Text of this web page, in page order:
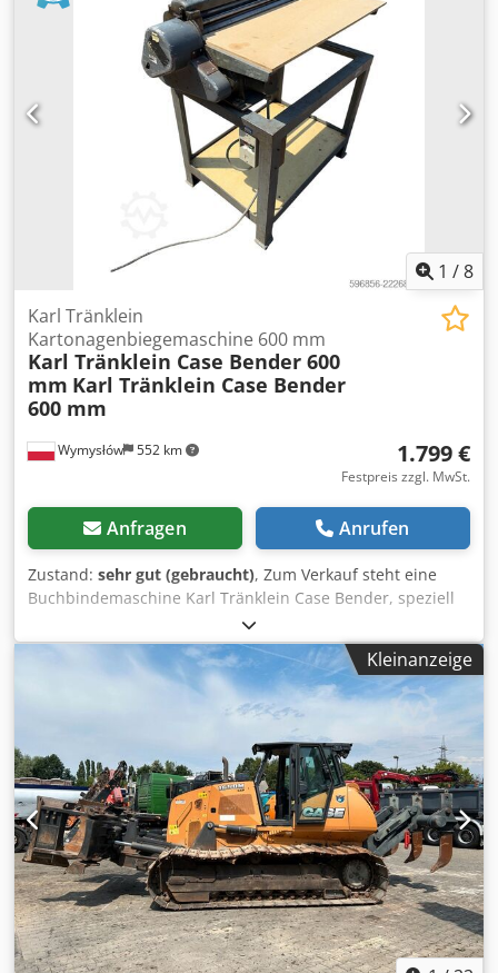
Getriebe: Voll-Powershift 19+6 Dieseltank: 1 Tankinhalt:
400 L Radio: ? Luftsitz: ? Cedpfx Ahoynq Dbsfjha Bremsen:
Ölbad-Scheibenbremsen Reifengröße: 600/65R25 +
650/75R38 - 520/70R34 Profil übrig: 60 % 90 % - 40 %
Werkzeugkasten: ? Hydraulikanlage: ? Tankhersteller:
Samson Tankvolumen: 8000 L Hochdruckpumpe: 2 x HPP
Hochdruckleistung: 122 l/min - 130 bar Vakuumpumpe:
Samson Fernbedienung: ?
1 /8
Wymysłów 552 km
Karl Tränklein
Kartonagenbiegemaschine 600 mm
Karl Tränklein Case Bender 600
mm Karl Tränklein Case Bender
600 mm
1.799 €
Festpreis zzgl. MwSt.
Anfragen Anrufen
Zustand: sehr gut (gebraucht), Zum Verkauf steht eine
Buchbindemaschine Karl Tränklein Case Bender, speziell
entwickelt zum Formen und Biegen von Buchdeckenrücken
bei Hardcover-Büchern. Das Gerät verleiht den
Buchdecken den erforderlichen Radius, sodass sie sich
optimal an den Buchblock anpassen. Die Maschine ist mit
verstellbaren Walzen ausgestattet, die eine Anpassung an
verschiedene Deckendicken ermöglichen. Die massive
Gusskonstruktion sorgt für hohe Präzision und langjährige
Haltbarkeit. Technische Daten: Hersteller: Karl Tränklein
Typ: Case Bender / Rückenformmaschine Arbeitsbreite: ca.
600 mm Walzendruck einstellbar Stabile Gusskonstruktion
Elektroantrieb Arbeitstisch Zustand: gebraucht
Einsatzbereiche: Cjdpfx Ahoziwnbefsha Hardcover-
Buchproduktion, Buchbindereien, Druckereien, Betriebe
der Druckweiterverarbeitung, Herstellung von Alben,
Katalogen und Einbänden.
Kleinanzeige